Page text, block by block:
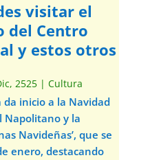
visitar el
del Centro
y estos otros
2525| Cultura
da inicio a la Navidad
Napolitano y la
Navideñas’, que se
enero, destacando